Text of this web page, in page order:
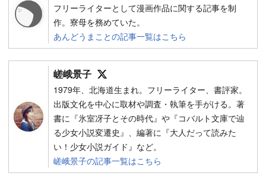
フリーライターとして漫画作品に関する記事を制
作。寮母を務めていた。
あんどうまことの記事一覧はこちら
嵯峨景子
1979年、北海道生まれ。フリーライター、書評家。
出版文化を中心に取材や調査・執筆を手がける。著
書に『氷室冴子とその時代』や『コバルト文庫で辿
る少女小説変遷史』、編著に『大人だって読みた
い！少女小説ガイド』など。
嵯峨景子の記事一覧はこちら